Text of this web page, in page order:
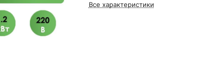
Все характеристики